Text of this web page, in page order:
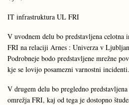
IT infrastruktura UL FRI
V uvodnem delu bo predstavljena
FRI na relaciji Arnes : Univerza v
Podrobneje bodo predstavljene mrežne
kje se lovijo posamezni varnostni incidenti.
V drugem delu bo pregledno
omrežja FRI, kaj od tega je dostopno